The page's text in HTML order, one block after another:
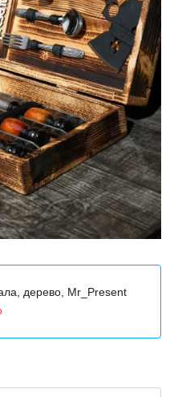
дерево, Mr_Present